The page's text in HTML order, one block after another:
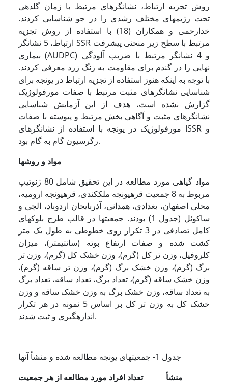
روش تجزیه ارتباط، نشانگرهای مرتبط با زمان گلدهی
تحت رژیمهای مختلف رشدی را در جو شناسایی کردند.
خدارحمی و همکاران (18) با استفاده از روش تجزیه
ارتباط، 5 نشانگر SSR مرتبط با سطح زیر منحنی پیشرفت
بیماری (AUDPC) و 4 نشانگر مرتبط با ضریب آلودگی
نهایی را در گندم برای مقاومت به زنگ زرد معرفی کردند.
با توجه به اینکه هنوز استفاده از تجزیه ارتباط در یونجه برای
شناسایی نشانگرهای مثبت مرتبط با صفات مورفولوژیک
گزارش نشده است، هدف از این آزمایش شناسایی
نشانگرهای مثبت و آگاهی بخش مرتبط و پیوسته با صفات
مورفولوژیک در یونجه با استفاده از نشانگرهای ISSR و
رگرسیون گام به گام بود.
مواد و روشها
مواد گیاهی مورد مطالعه در این تحقیق شامل 80 ژنوتیپ
مربوط به 8 جمعیت قره­یونجه ملک­کندی، قره­یونجه ارومیه­،
محلی اصفهان، بغدادی، همدانی، آذربایجان اردوباد، الچی و
ساکوئل (جدول 1) بودند. جمعیتها در قالب طرح بلوکهای
کامل تصادفی در 3 تکرار روی خطوطی به طول یک متر
کشت شده و صفات ارتفاع بوته (سانتیمتر)، میزان
کلروفیل، وزن تر کل (گرم)، وزن خشک کل (گرم)، وزن تر
برگ (گرم)، وزن خشک برگ (گرم)، وزن تر ساقه (گرم)،
وزن خشک ساقه (گرم)، تعداد برگ، تعداد ساقه، تعداد برگ
به تعداد ساقه، وزن خشک برگ به وزن خشک ساقه و وزن
خشک کل به وزن تر کل بر اساس 5 نمونه در هر تکرار
اندازه­گیری و ثبت شدند.
جدول 1- جمعیتهای یونجه مطالعه شده و منشأ آنها
تعداد افراد مورد مطالعه از هر جمعیت
منشأ